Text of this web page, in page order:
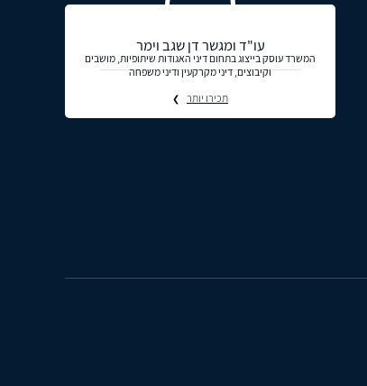
עו"ד ומגשר דן שגב וימר
המשרד עוסק בייצוג בתחום דיני האגודות שיתופיות, מושבים
וקיבוצים, דיני מקרקעין ודיני משפחה
תכירו יותר